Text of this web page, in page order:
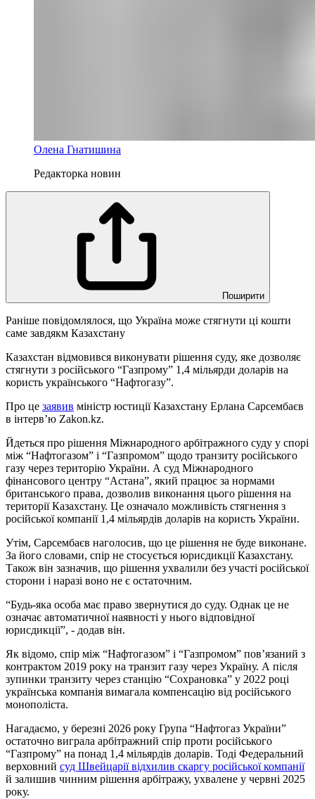
Олена Гнатишина
Редакторка новин
Поширити
Раніше повідомлялося, що Україна може стягнути ці кошти
саме завдякм Казахстану
Казахстан відмовився виконувати рішення суду, яке дозволяє
стягнути з російського “Газпрому” 1,4 мільярди доларів на
користь українського “Нафтогазу”.
Про це заявив міністр юстиції Казахстану Ерлана Сарсембаєв
в інтервʼю Zakon.kz.
Йдеться про рішення Міжнародного арбітражного суду у спорі
між “Нафтогазом” і “Газпромом” щодо транзиту російського
газу через територію України. А суд Міжнародного
фінансового центру “Астана”, який працює за нормами
британського права, дозволив виконання цього рішення на
території Казахстану. Це означало можливість стягнення з
російської компанії 1,4 мільярдів доларів на користь України.
Утім, Сарсембаєв наголосив, що це рішення не буде виконане.
За його словами, спір не стосується юрисдикції Казахстану.
Також він зазначив, що рішення ухвалили без участі російської
сторони і наразі воно не є остаточним.
“Будь-яка особа має право звернутися до суду. Однак це не
означає автоматичної наявності у нього відповідної
юрисдикції”, - додав він.
Як відомо, спір між “Нафтогазом” і “Газпромом” пов’язаний з
контрактом 2019 року на транзит газу через Україну. А після
зупинки транзиту через станцію “Сохрановка” у 2022 році
українська компанія вимагала компенсацію від російського
монополіста.
Нагадаємо, у березні 2026 року Група “Нафтогаз України”
остаточно виграла арбітражний спір проти російського
“Газпрому” на понад 1,4 мільярдів доларів. Тоді Федеральний
верховний суд Швейцарії відхилив скаргу російської компанії
й залишив чинним рішення арбітражу, ухвалене у червні 2025
року.